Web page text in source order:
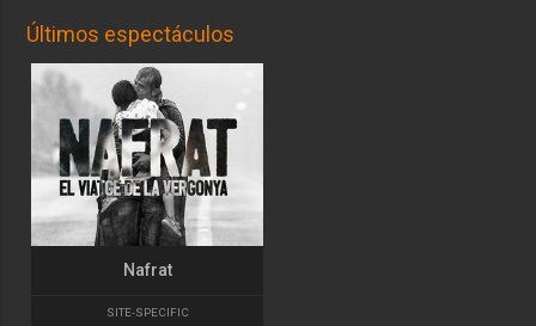
Últimos espectáculos
Nafrat
SITE-SPECIFIC